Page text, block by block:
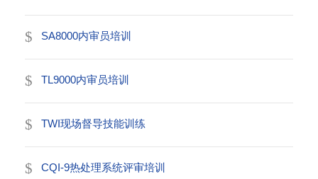
SA8000内审员培训
TL9000内审员培训
TWI现场督导技能训练
CQI-9热处理系统评审培训